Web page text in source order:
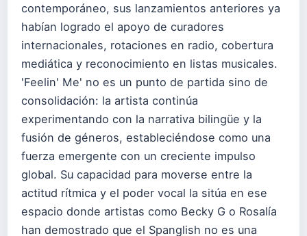
contemporáneo, sus lanzamientos anteriores ya
habían logrado el apoyo de curadores
internacionales, rotaciones en radio, cobertura
mediática y reconocimiento en listas musicales.
'Feelin' Me' no es un punto de partida sino de
consolidación: la artista continúa
experimentando con la narrativa bilingüe y la
fusión de géneros, estableciéndose como una
fuerza emergente con un creciente impulso
global. Su capacidad para moverse entre la
actitud rítmica y el poder vocal la sitúa en ese
espacio donde artistas como Becky G o Rosalía
han demostrado que el Spanglish no es una